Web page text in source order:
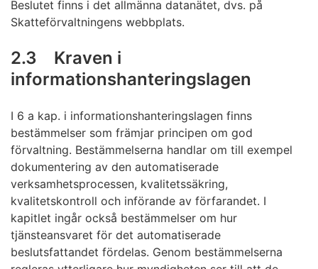
Beslutet finns i det allmänna datanätet, dvs. på
Skatteförvaltningens webbplats.
2.3 Kraven i
informationshanteringslagen
I 6 a kap. i informationshanteringslagen finns
bestämmelser som främjar principen om god
förvaltning. Bestämmelserna handlar om till exempel
dokumentering av den automatiserade
verksamhetsprocessen, kvalitetssäkring,
kvalitetskontroll och införande av förfarandet. I
kapitlet ingår också bestämmelser om hur
tjänsteansvaret för det automatiserade
beslutsfattandet fördelas. Genom bestämmelserna